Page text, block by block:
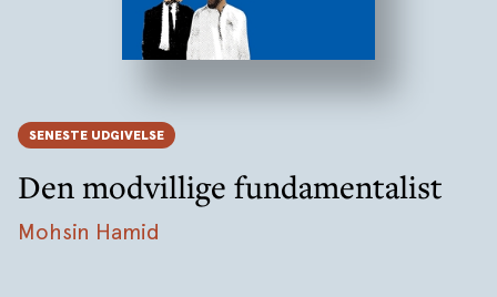
SENESTE UDGIVELSE
Den modvillige fundamentalist
Mohsin Hamid